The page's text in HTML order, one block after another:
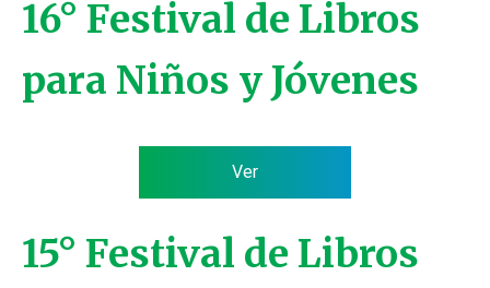
16° Festival de Libros
para Niños y Jóvenes
Ver
15° Festival de Libros